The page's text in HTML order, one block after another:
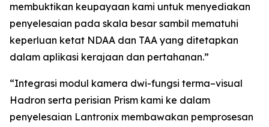
membuktikan keupayaan kami untuk menyediakan
penyelesaian pada skala besar sambil mematuhi
keperluan ketat NDAA dan TAA yang ditetapkan
dalam aplikasi kerajaan dan pertahanan.”
“Integrasi modul kamera dwi-fungsi terma–visual
Hadron serta perisian Prism kami ke dalam
penyelesaian Lantronix membawakan pemprosesan